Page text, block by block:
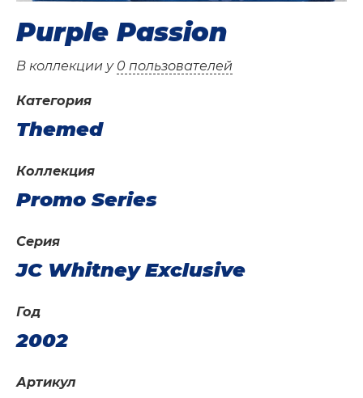
Purple Passion
В коллекции у 0 пользователей
Категория
Themed
Год
2002
Коллекция
Promo Series
Артикул
Серия
JC Whitney Exclusive